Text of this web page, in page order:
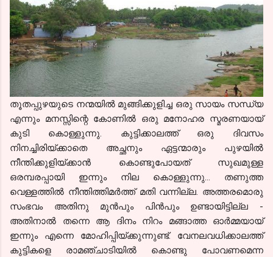
തൂതപ്പുഴയുടെ നന്മയില്‍ മുങ്ങിക്കുളിച്ച ഒരു സായം സന്ധ്യ
എന്നും മനസ്സിന്റെ കോണില്‍ ഒരു മനോഹര സ്മരണയായ്‌
കുടി കൊള്ളുന്നു. കുട്ടിക്കാലത്ത് ഒരു ദിവസം
നിനച്ചിരിയ്ക്കാതെ അച്ഛനും ഏട്ടന്മാരും പുഴയില്‍
നീന്തിക്കുളിയ്ക്കാന്‍ കൊണ്ടുപോയത് സുഖമുള്ള
ഒരമ്പരപ്പായി ഇന്നും നില കൊള്ളുന്നു... തണുത്ത
വെള്ളത്തില്‍ നീന്തിത്തിമര്‍ത്ത് മതി വന്നില്ല. അത്തരമൊരു
സംഭവം അതിനു മുന്‍പും പിന്‍പും ഉണ്ടായിട്ടില്ല -
അതിനാല്‍ തന്നെ ആ ദിനം നിറം മങ്ങാത്ത ഓര്‍മ്മയായ്
ഇന്നും എന്നെ മോഹിപ്പിയ്ക്കുന്നുണ്ട്. വേനലവധിക്കാലത്ത്
കുട്ടികളെ രാമഞ്ചാടിയില്‍ കൊണ്ടു പോവണമെന്ന